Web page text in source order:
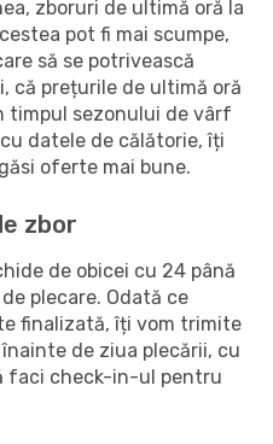
zboruri de ultimă oră la
pot fi mai scumpe,
să se potrivească
că prețurile de ultimă oră
timpul sezonului de vârf
datele de călătorie, îți
oferte mai bune.
zbor
de obicei cu 24 până
plecare. Odată ce
finalizată, îți vom trimite
de ziua plecării, cu
faci check-in-ul pentru